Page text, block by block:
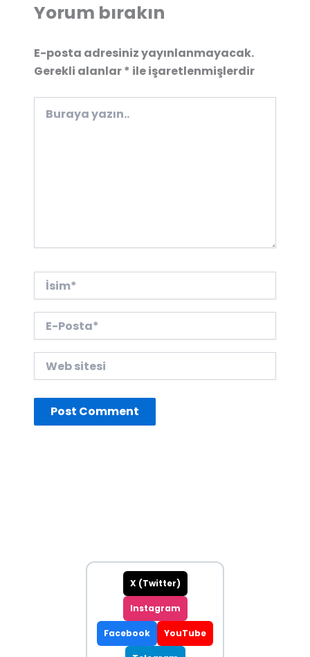
Yorum bırakın
E-posta adresiniz yayınlanmayacak.
Gerekli alanlar* ile işaretlenmişlerdir
yazın..
İsim*
Posta*
sitesi
X (Twitter)
Instagram
Facebook YouTube